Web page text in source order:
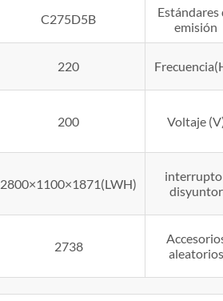
C275D5B
Estándares
emisión
220
200 Voltaje
2800×1100×1871(LWH)
disyuntor
2738
aleatorios